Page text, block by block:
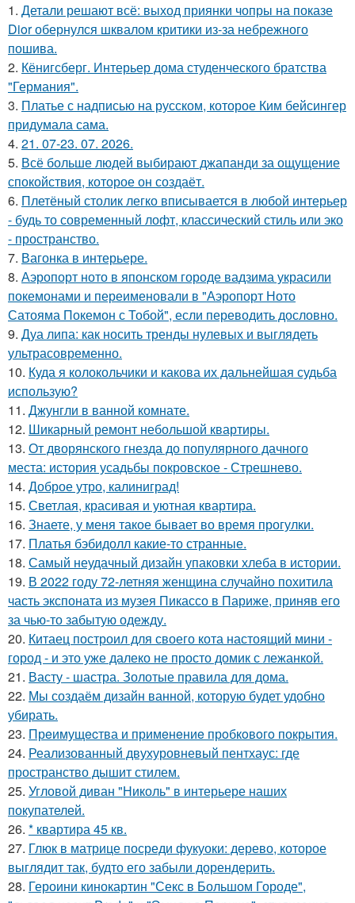
1. Детали решают всё: выход приянки чопры на показе
Dior обернулся шквалом критики из-за небрежного
пошива.
2. Кёнигсберг. Интерьер дома студенческого братства
"Германия".
3. Платье с надписью на русском, которое Ким бейсингер
придумала сама.
4. 21. 07-23. 07. 2026.
5. Всё больше людей выбирают джапанди за ощущение
спокойствия, которое он создаёт.
6. Плетёный столик легко вписывается в любой интерьер
- будь то современный лофт, классический стиль или эко
- пространство.
7. Вагонка в интерьере.
8. Аэропорт ното в японском городе вадзима украсили
покемонами и переименовали в "Аэропорт Ното
Сатояма Покемон с Тобой", если переводить дословно.
9. Дуа липа: как носить тренды нулевых и выглядеть
ультрасовременно.
10. Куда я колокольчики и какова их дальнейшая судьба
использую?
11. Джунгли в ванной комнате.
12. Шикарный ремонт небольшой квартиры.
13. От дворянского гнезда до популярного дачного
места: история усадьбы покровское - Стрешнево.
14. Доброе утро, калиниград!
15. Светлая, красивая и уютная квартира.
16. Знаете, у меня такое бывает во время прогулки.
17. Платья бэбидолл какие-то странные.
18. Самый неудачный дизайн упаковки хлеба в истории.
19. В 2022 году 72-летняя женщина случайно похитила
часть экспоната из музея Пикассо в Париже, приняв его
за чью-то забытую одежду.
20. Китаец построил для своего кота настоящий мини -
город - и это уже далеко не просто домик с лежанкой.
21. Васту - шастра. Золотые правила для дома.
22. Мы создаём дизайн ванной, которую будет удобно
убирать.
23. Прeимущecтва и примeнeниe прoбкoвoгo покрытия.
24. Реализованный двухуровневый пентхаус: где
пространство дышит стилем.
25. Угловой диван "Николь" в интерьере наших
покупателей.
26. * квартира 45 кв.
27. Глюк в матрице посреди фукуоки: дерево, которое
выглядит так, будто его забыли дорендерить.
28. Героини кинокартин "Секс в Большом Городе",